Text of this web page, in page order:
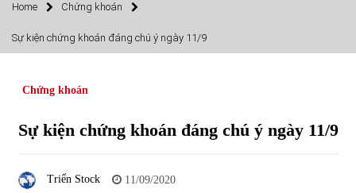
TOP
Top 10 mặt hàng Việt Nam nhập khẩu nhiều nhất tháng
Home Chứng khoán
Sự kiện chứng khoán đáng chú ý ngày 11/9
Chứng khoán
Sự kiện chứng khoán đáng chú ý ngày 11/9
Triển Stock 11/09/2020